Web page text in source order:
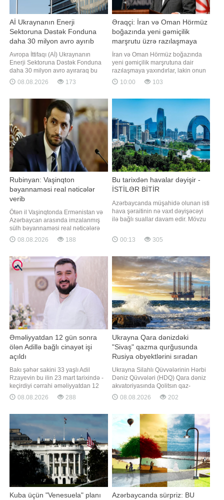
Aİ Ukraynanın Enerji
Sektoruna Dəstək Fonduna
daha 30 milyon avro ayırıb
Avropa İttifaqı (Aİ) Ukraynanın
Enerji Sektoruna Dəstək Fonduna
daha 30 milyon avro ayıraraq bu
çərçivədə yardımının ümumi
həcmini 279 milyon avroya çatdırıb.
Ukrayna baş nazirinin birinci
müavini, energetika naziri Denis
Şmıqal "X" sosial şəbəkəsind
08.08.2026 173
Əraqçi: İran və Oman Hörmüz
boğazında yeni gəmiçilik
marşrutu üzrə razılaşmaya
yaxındır
İran və Oman Hörmüz boğazında
yeni gəmiçilik marşrutuna dair
razılaşmaya yaxındırlar, lakin onun
açılışı digər şərtlərdən də asılıdır.
"Report" İran Xarici İşlər Nazirliyinin
xəbər verir ki, bu barədə XİN
rəhbəri Abbas Əraqçi avqustun 8-i
keçirilən mətbua
10:00 103
Rubinyan: Vaşinqton
bəyannaməsi real nəticələr
verib
Ötən il Vaşinqtonda Ermənistan və
Azərbaycan arasında imzalanmış
sülh bəyannaməsi real nəticələrə
gətirib çıxarıb. "Report" xəbər verir
ki, bu barədə Ermənistan
Rubinyan bəyannamənin
imzalanmasının birinci ildönümü
münasibətilə etdiyi
videomüraciətində bildirib. "Bi
08.08.2026 188
Bu tarixdən havalar dəyişir -
İSTİLƏR BİTİR
Azərbaycanda müşahidə olunan isti
hava şəraitinin nə vaxt dəyişəcəyi
ilə bağlı suallar davam edir. Mövzu
Coğrafiya İnstitutunun şöbə müdiri
Ənvər Əliyev xalq arasında "yayın
yaxınlaşıldığını bildirib. Onun
sözlərinə görə, ayın 5-6-sı
00:13 305
Əməliyyatdan 12 gün sonra
ölən Adillə bağlı cinayət işi
açıldı
Bakı şəhər sakini 33 yaşlı Adil
Rzayevin bu ilin 23 mart tarixində -
keçirdiyi cərrahi əməliyyatdan 12
gün sonra vəfat etməsi ilə bağlı
cinayət işi açılıb. BİG.AZ
ki, onun ölümü ilə bağlı Yasamal
Rayon Prokurorluğunda Cinayət
Məcəlləsinin 142.4-cü (Tibb
08.08.2026 288
Ukrayna Qara dənizdəki
"Sivaş" qazma qurğusunda
Rusiya obyektlərini sıradan
çıxarıb
Ukrayna Silahlı Qüvvələrinin Hərbi
Dəniz Qüvvələri (HDQ) Qara dəniz
akvatoriyasında Qolitsın qaz-
kondensat yatağında yerləşən
"Sivaş" qazma qurğusunda
edildiyini bəyan edib. "Report"
Ukrayna Silahlı Qüvvələri HDQ-nin
teleqram kanalına istinadən xəbə
08.08.2026 202
Kuba üçün "Venesuela" planı
Azərbaycanda sürpriz: BU